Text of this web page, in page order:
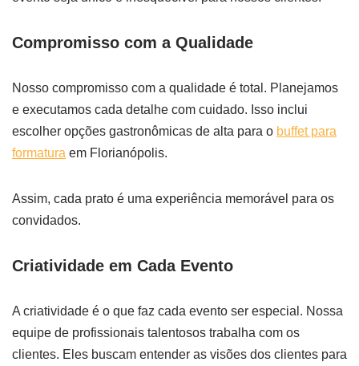
Compromisso com a Qualidade
Nosso compromisso com a qualidade é total. Planejamos
e executamos cada detalhe com cuidado. Isso inclui
escolher opções gastronômicas de alta para o buffet para
formatura em Florianópolis.
Assim, cada prato é uma experiência memorável para os
convidados.
Criatividade em Cada Evento
A criatividade é o que faz cada evento ser especial. Nossa
equipe de profissionais talentosos trabalha com os
clientes. Eles buscam entender as visões dos clientes para